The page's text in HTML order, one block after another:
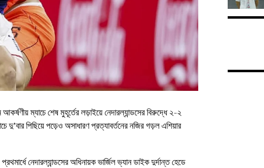
ম্যাচে শেষ মুহূর্তের লড়াইয়ে নেদারল্যান্ডসের বিরুদ্ধে ২-২
দু’বার পিছিয়ে পড়েও অসাধারণ প্রত্যাবর্তনের নজির গড়ল এশিয়ার
নেদারল্যান্ডসের অধিনায়ক ভার্জিল ভ্যান ডাইক দুর্দান্ত হেডে